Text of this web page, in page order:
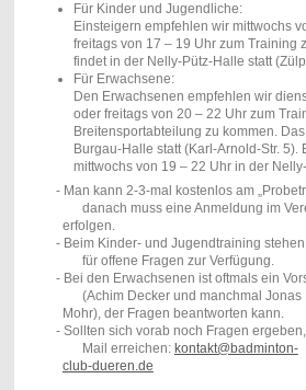
Für Kinder und Jugendliche:
Einsteigern empfehlen wir mittwochs
freitags von 17 – 19 Uhr zum Training
findet in der Nelly-Pütz-Halle statt
Für Erwachsene:
Den Erwachsenen empfehlen wir
oder freitags von 20 – 22 Uhr zum
Breitensportabteilung zu kommen.
Burgau-Halle statt (Karl-Arnold-Str. 5).
mittwochs von 19 – 22 Uhr in der
- Man kann 2-3-mal kostenlos am
danach muss eine Anmeldung im
erfolgen.
- Beim Kinder- und Jugendtraining
für offene Fragen zur Verfügung.
- Bei den Erwachsenen ist oftmals ein
(Achim Decker und manchmal Jonas
Mohr), der Fragen beantworten kann.
- Sollten sich vorab noch Fragen
Mail erreichen: kontakt@badminton-
club-dueren.de